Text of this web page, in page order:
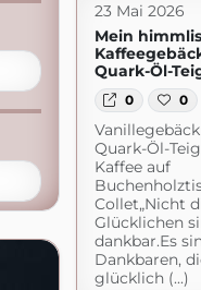
23 Mai 2026
Mein
Quark-Öl-
0 0
Quark-Öl-
Kaffee auf
Collet„Nicht
Glücklichen
dankbar.Es
Dankbaren,
glücklich (...)